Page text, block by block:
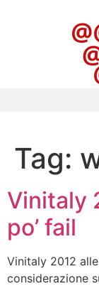
Tag:
Vinitaly
po’ fail
Vinitaly 2012
considerazione